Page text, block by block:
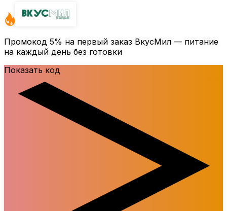
Промокод 5% на первый заказ ВкусМил — питание
на каждый день без готовки
Показать код